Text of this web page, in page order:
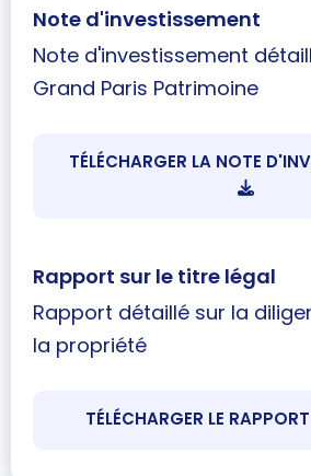
Note d'investissement
Note d'investissement
Grand Paris Patrimoine
TÉLÉCHARGER LA NOTE
Rapport sur le titre légal
Rapport détaillé sur la
la propriété
TÉLÉCHARGER LE